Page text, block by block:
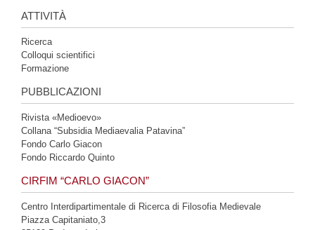
ATTIVITÀ
Ricerca
Colloqui scientifici
Formazione
PUBBLICAZIONI
Rivista «Medioevo»
Collana “Subsidia Mediaevalia Patavina”
Fondo Carlo Giacon
Fondo Riccardo Quinto
CIRFIM “CARLO GIACON”
Centro Interdipartimentale di Ricerca di Filosofia Medievale
Piazza Capitaniato,3